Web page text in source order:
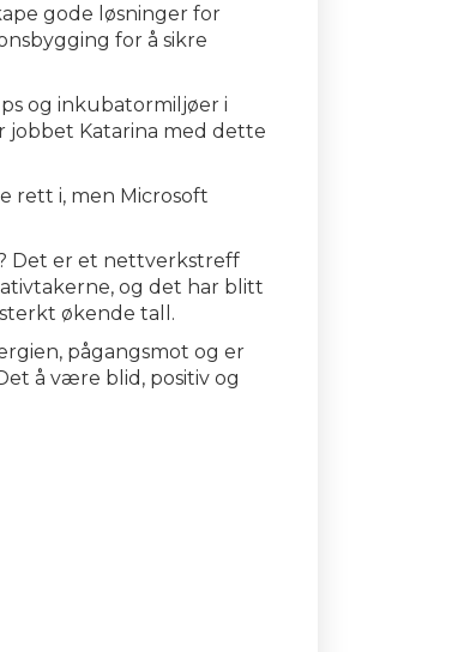
gode løsninger for
for å sikre
og inkubatormiljøer i
jobbet Katarina med dette
rett i, men Microsoft
Det er et nettverkstreff
og det har blitt
økende tall.
pågangsmot og er
å være blid, positiv og